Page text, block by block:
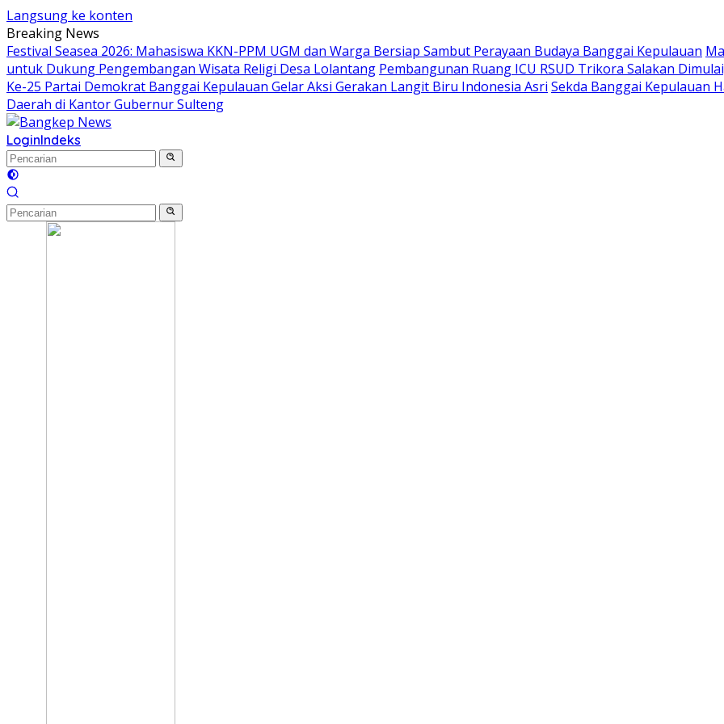
Langsung ke konten
Breaking News
Festival Seasea 2026: Mahasiswa KKN-PPM UGM dan Warga Bersiap Sambut Perayaan Budaya Banggai Kepulauan
untuk Dukung Pengembangan Wisata Religi Desa Lolantang Pembangunan Ruang ICU RSUD Trikora Salakan
Ke-25 Partai Demokrat Banggai Kepulauan Gelar Aksi Gerakan Langit Biru Indonesia Asri Sekda Banggai Kepulauan
Daerah di Kantor Gubernur Sulteng
LoginIndeks